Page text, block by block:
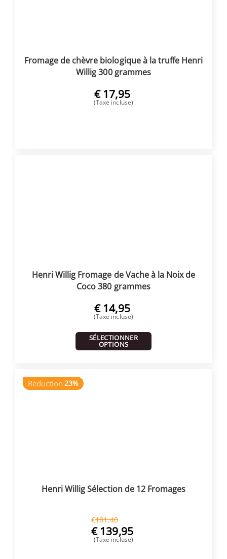
Fromage de chèvre biologique à la truffe Henri
Willig 300 grammes
€ 17,95
(Taxe incluse)
Henri Willig Fromage de Vache à la Noix de
Coco 380 grammes
€ 14,95
(Taxe incluse)
SÉLECTIONNER
OPTIONS
Réduction 23%
Henri Willig Sélection de 12 Fromages
€181,40
€ 139,95
(Taxe incluse)